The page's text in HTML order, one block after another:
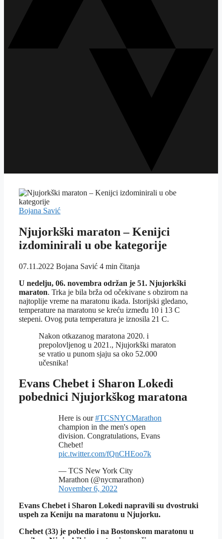
Bojana Savić
Njujorkški maraton – Kenijci
izdominirali u obe kategorije
07.11.2022 Bojana Savić 4 min čitanja
U nedelju, 06. novembra održan je 51. Njujorkški
maraton. Trka je bila brža od očekivane s obzirom na
najtoplije vreme na maratonu ikada. Istorijski gledano,
temperature na maratonu se kreću između 10 i 13 C
stepeni. Ovog puta temperatura je iznosila 21 C.
Nakon otkazanog maratona 2020. i
prepolovljenog u 2021., Njujorkški maraton
se vratio u punom sjaju sa oko 52.000
učesnika!
Evans Chebet i Sharon Lokedi
pobednici Njujorkškog maratona
Here is our#TCSNYCMarathon
champion in the men's open
division. Congratulations, Evans
Chebet!
pic.twitter.com/fQnCHEoo7k
— TCS New York City
Marathon (@nycmarathon)
November 6, 2022
Evans Chebet i Sharon Lokedi napravili su dvostruki
uspeh za Keniju na maratonu u Njujorku.
Chebet (33) je pobedio i na Bostonskom maratonu u